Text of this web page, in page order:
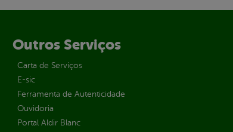
Outros Serviços
Carta de Serviços
E-sic
Ferramenta de Autenticidade
Ouvidoria
Portal Aldir Blanc